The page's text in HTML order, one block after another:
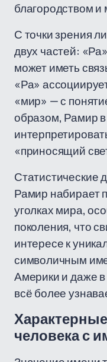
благородством
С точки зрения
двух частей:
может иметь
«Ра»
«мир» — с
образом, Рамир
«приносящий
Статистические
Рамир набирает
уголках мира,
поколения, что
интересе к
символичным
Америки и даже в
всё более
человека с